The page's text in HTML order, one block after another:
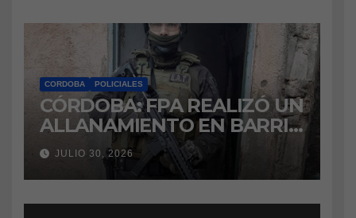
CORDOBA POLICIALES
CÓRDOBA: FPA REALIZÓ UN
ALLANAMIENTO EN BARRIO
VILLA BOEDO
RELACIONADO CON UNA
CAUSA DE DROGAS EN LA
CÁRCEL DE BOUWER
JULIO 30, 2026